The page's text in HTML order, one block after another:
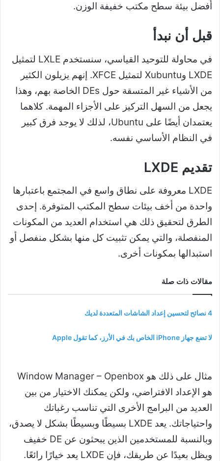
أفضل بيئة سطح مكتب خفيفة الوزن.
قبل أن نبدأ
في محاولة للتوحيد القياسي، سنستخدم LXLE لتمثيل
LXDE وXubuntu لتمثيل XFCE. إنهم يزيلون الكثير
من الأشياء غير المتسقة حول DEs الخاصة بهم، وهذا
يجعل من السهل التركيز على الأجزاء المهمة. كلاهما
يعتمدان أيضًا على Ubuntu، لذلك لا يوجد فرق كبير
في النظام الأساسي نفسه.
تقديم LXDE
LXDE معروفة على نطاق واسع في المجتمع باعتبارها
واحدة من أخف بيئات سطح المكتب المتوفرة. إحدى
الطرق لتحقيق ذلك هي استخدام العديد من المكونات
المنفصلة، ​​والتي يمكن تثبيت كل منها بشكل منفصل أو
استبدالها بمكونات أخرى.
مقالات ذات صلة
4 نصائح لتحسين إعداد الشاشات المتعددة لديك
لا تضع جهاز iPhone الخاص بك في الأرز، كما تقول Apple
مثال على ذلك هو Window Manager – Openbox
هو الإعداد الافتراضي، ولكن يمكنك الاختيار من بين
العديد من البرامج الأخرى التي تناسب رغباتك
واحتياجاتك. يعد LXDE بسيطًا وبسيطًا بشكل لا يصدق،
وبالنسبة للمستخدمين الذين يبحثون عن DE خفيف
ويظل بعيدًا عن طريقك، فإن LXDE يعد خيارًا رائعًا.